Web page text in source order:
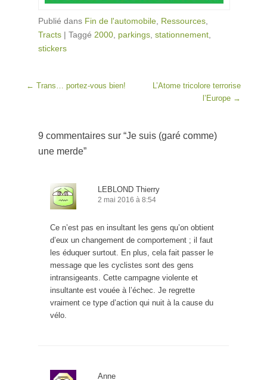
Publié dans Fin de l'automobile Ressources
Tracts | Taggé 2000 parkings stationnement
stickers
Post navigation
← Trans… portez-vous bien!
L’Atome tricolore terrorise
l’Europe →
9 commentaires sur “Je suis (garé comme)
une merde”
LEBLOND Thierry
2 mai 2016 à 8:54
Ce n’est pas en insultant les gens qu’on obtient
d’eux un changement de comportement ; il faut
les éduquer surtout. En plus, cela fait passer le
message que les cyclistes sont des gens
intransigeants. Cette campagne violente et
insultante est vouée à l’échec. Je regrette
vraiment ce type d’action qui nuit à la cause du
vélo.
Anne